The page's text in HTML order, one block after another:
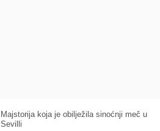
Majstorija koja je obilježila sinoćnji meč u
Sevilli